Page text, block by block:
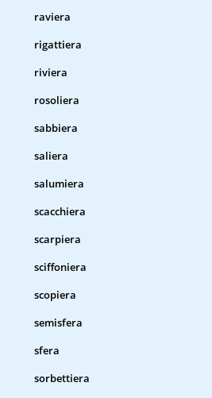
raviera
rigattiera
riviera
rosoliera
sabbiera
saliera
salumiera
scacchiera
scarpiera
sciffoniera
scopiera
semisfera
sfera
sorbettiera